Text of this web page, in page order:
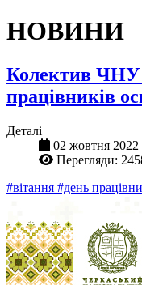
НОВИНИ
Колектив ЧНУ
працівників
Деталі
02 жовтня 2022
Перегляди:
#вітання #день